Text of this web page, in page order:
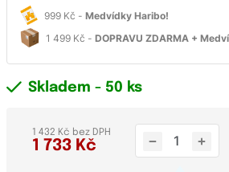
999 Kč - Medvídky Haribo!
1 499 Kč - DOPRAVU ZDARMA +
Skladem - 50 ks
1 733 Kč
1 432 Kč bez DPH